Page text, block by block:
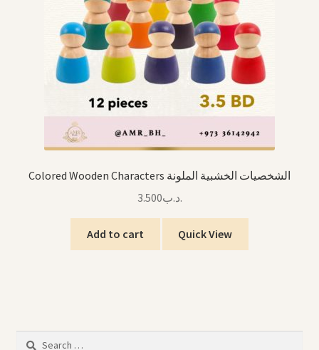
Colored Wooden Characters الشخصيات الخشبية الملونة
.د.ب3.500
Add to cart Quick View
Search